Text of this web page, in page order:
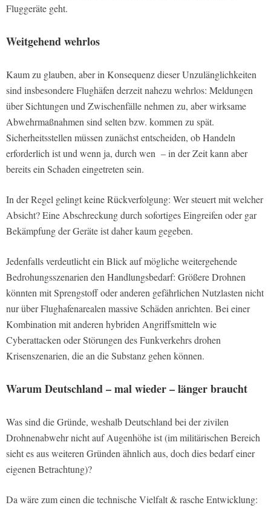
Fluggeräte geht.
Weitgehend wehrlos
Kaum zu glauben, aber in Konsequenz dieser Unzulänglichkeiten
sind insbesondere Flughäfen derzeit nahezu wehrlos: Meldungen
über Sichtungen und Zwischenfälle nehmen zu, aber wirksame
Abwehrmaßnahmen sind selten bzw. kommen zu spät.
Sicherheitsstellen müssen zunächst entscheiden, ob Handeln
erforderlich ist und wenn ja, durch wen – in der Zeit kann aber
bereits ein Schaden eingetreten sein.
In der Regel gelingt keine Rückverfolgung: Wer steuert mit welcher
Absicht? Eine Abschreckung durch sofortiges Eingreifen oder gar
Bekämpfung der Geräte ist daher kaum gegeben.
Jedenfalls verdeutlicht ein Blick auf mögliche weitergehende
Bedrohungsszenarien den Handlungsbedarf: Größere Drohnen
könnten mit Sprengstoff oder anderen gefährlichen Nutzlasten nicht
nur über Flughafenarealen massive Schäden anrichten. Bei einer
Kombination mit anderen hybriden Angriffsmitteln wie
Cyberattacken oder Störungen des Funkverkehrs drohen
Krisenszenarien, die an die Substanz gehen können.
Warum Deutschland – mal wieder – länger braucht
Was sind die Gründe, weshalb Deutschland bei der zivilen
Drohnenabwehr nicht auf Augenhöhe ist (im militärischen Bereich
sieht es aus weiteren Gründen ähnlich aus, doch dies bedarf einer
eigenen Betrachtung)?
Da wäre zum einen die technische Vielfalt & rasche Entwicklung: